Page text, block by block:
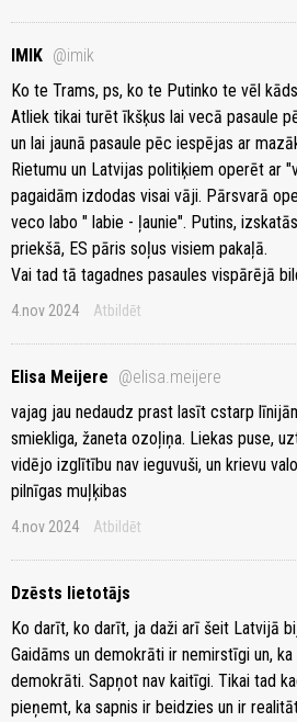
IMIK @imik
Ko te Trams, ps, ko te Putinko te vēl
Atliek tikai turēt īkšķus lai vecā pasaule
un lai jaunā pasaule pēc iespējas ar
Rietumu un Latvijas politiķiem operēt ar
pagaidām izdodas visai vāji. Pārsvarā
veco labo " labie - ļaunie". Putins,
priekšā, ES pāris soļus visiem pakaļā.
Vai tad tā tagadnes pasaules vispārējā
4.nov 2024 Atbildēt
Elisa Meijere @elisa.meijere
vajag jau nedaudz prast lasīt cstarp
smiekliga, žaneta ozoļiņa. Liekas puse,
vidējo izglītību nav ieguvuši, un krievu
pilnīgas muļķibas
4.nov 2024 Atbildēt
Dzēsts lietotājs
Ko darīt, ko darīt, ja daži arī šeit Latvijā
Gaidāms un demokrāti ir nemirstīgi un,
demokrāti. Sapņot nav kaitīgi. Tikai tad
pieņemt, ka sapnis ir beidzies un ir